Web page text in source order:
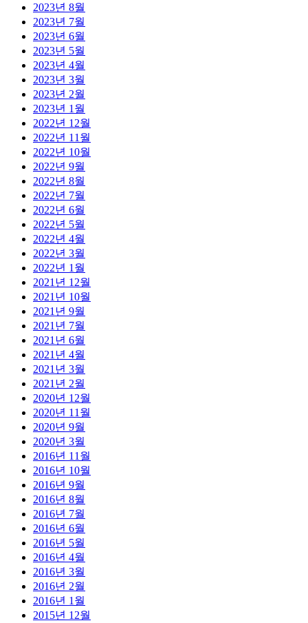
2023년 8월
2023년 7월
2023년 6월
2023년 5월
2023년 4월
2023년 3월
2023년 2월
2023년 1월
2022년 12월
2022년 11월
2022년 10월
2022년 9월
2022년 8월
2022년 7월
2022년 6월
2022년 5월
2022년 4월
2022년 3월
2022년 1월
2021년 12월
2021년 10월
2021년 9월
2021년 7월
2021년 6월
2021년 4월
2021년 3월
2021년 2월
2020년 12월
2020년 11월
2020년 9월
2020년 3월
2016년 11월
2016년 10월
2016년 9월
2016년 8월
2016년 7월
2016년 6월
2016년 5월
2016년 4월
2016년 3월
2016년 2월
2016년 1월
2015년 12월